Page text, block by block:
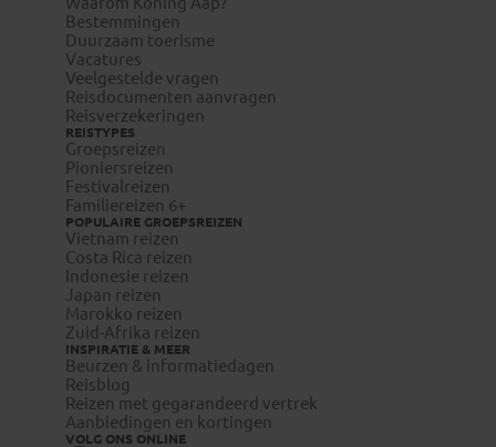
Bestemmingen
Duurzaam toerisme
Vacatures
Veelgestelde vragen
Reisdocumenten aanvragen
Reisverzekeringen
REISTYPES
Groepsreizen
Pioniersreizen
Festivalreizen
Familiereizen 6+
POPULAIRE GROEPSREIZEN
Vietnam reizen
Costa Rica reizen
Indonesie reizen
Japan reizen
Marokko reizen
Zuid-Afrika reizen
INSPIRATIE & MEER
Beurzen & informatiedagen
Reisblog
Reizen met gegarandeerd vertrek
Aanbiedingen en kortingen
VOLG ONS ONLINE